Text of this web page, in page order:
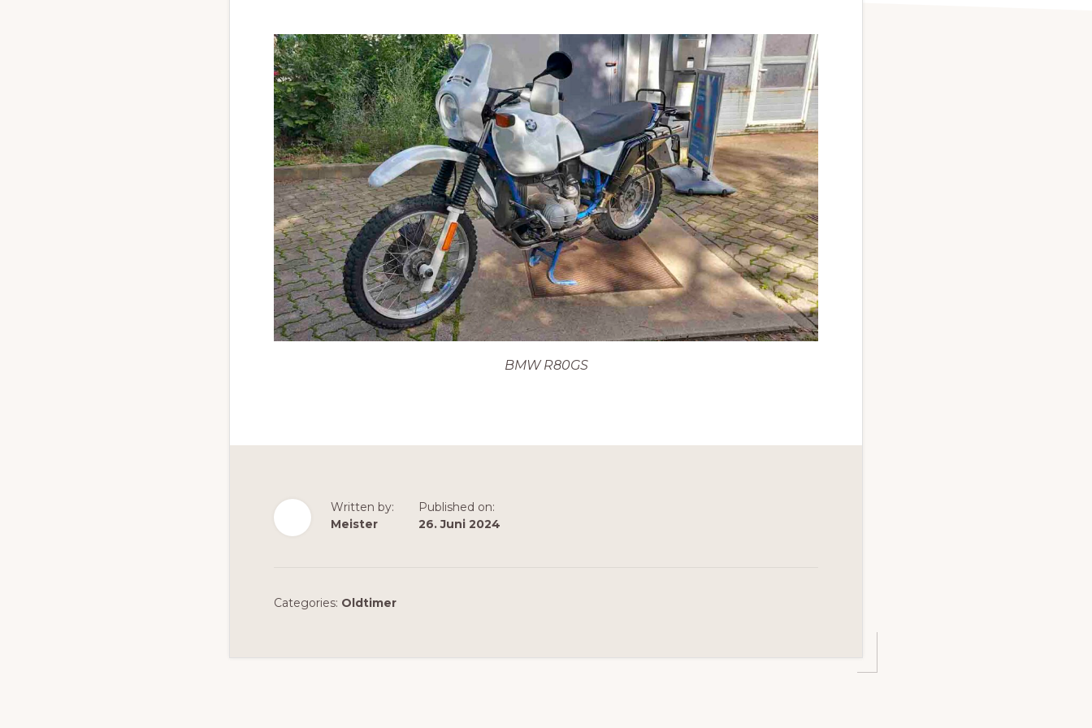
BMW R80GS
Written by:
Meister
Published on:
26. Juni 2024
Categories: Oldtimer